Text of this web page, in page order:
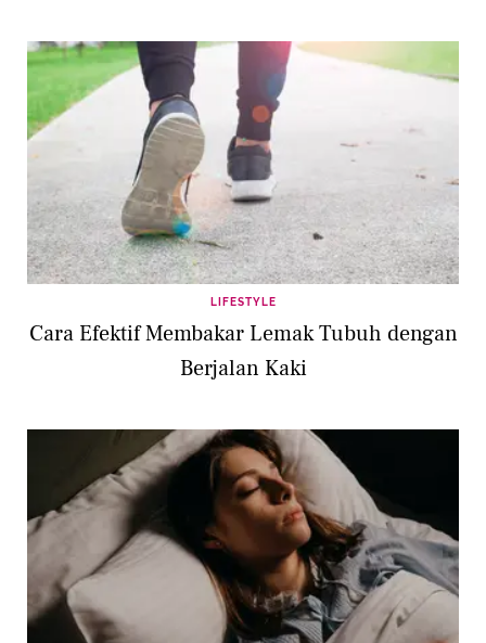
LIFESTYLE
Cara Efektif Membakar Lemak Tubuh dengan
Berjalan Kaki